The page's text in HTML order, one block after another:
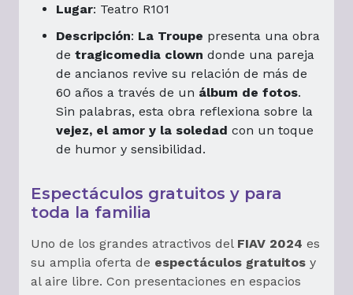
Lugar: Teatro R101
Descripción: La Troupe presenta una obra
de tragicomedia clown donde una pareja
de ancianos revive su relación de más de
60 años a través de un álbum de fotos.
Sin palabras, esta obra reflexiona sobre la
vejez, el amor y la soledad con un toque
de humor y sensibilidad.
Espectáculos gratuitos y para
toda la familia
Uno de los grandes atractivos del FIAV 2024 es
su amplia oferta de espectáculos gratuitos y
al aire libre. Con presentaciones en espacios